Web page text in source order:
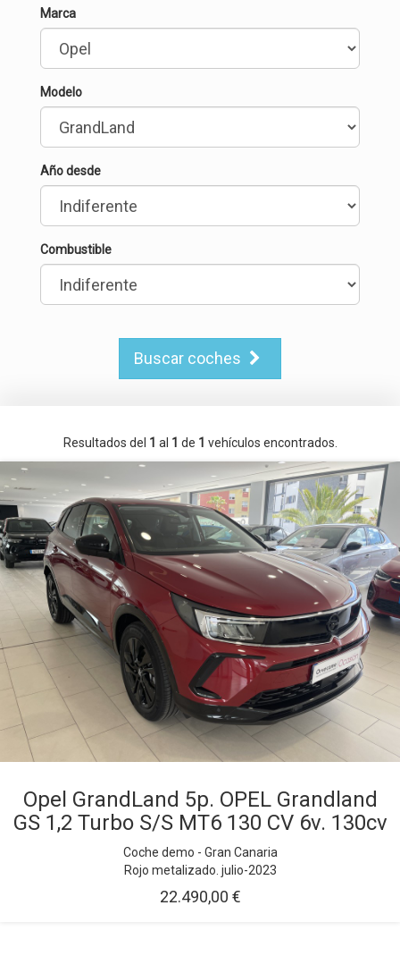
Marca
Modelo
Año desde
Combustible
Buscar coches
Resultados del 1 al 1 de 1 vehículos encontrados.
Opel GrandLand 5p. OPEL Grandland
GS 1,2 Turbo S/S MT6 130 CV 6v. 130cv
Coche demo - Gran Canaria
Rojo metalizado. julio-2023
22.490,00 €